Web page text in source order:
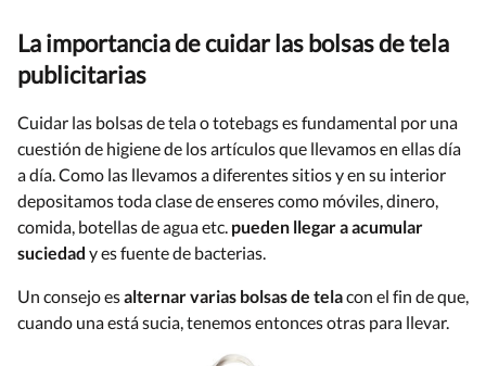
La importancia de cuidar las bolsas de tela
publicitarias
Cuidar las bolsas de tela o totebags es fundamental por una
cuestión de higiene de los artículos que llevamos en ellas día
a día. Como las llevamos a diferentes sitios y en su interior
depositamos toda clase de enseres como móviles, dinero,
comida, botellas de agua etc. pueden llegar a acumular
suciedad y es fuente de bacterias.
Un consejo esalternar varias bolsas de telacon el fin de que,
cuando una está sucia, tenemos entonces otras para llevar.